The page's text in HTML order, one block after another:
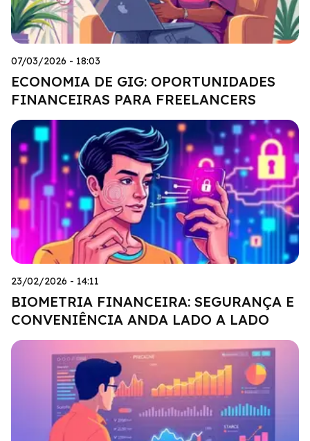
07/03/2026 - 18:03
ECONOMIA DE GIG: OPORTUNIDADES
FINANCEIRAS PARA FREELANCERS
23/02/2026 - 14:11
BIOMETRIA FINANCEIRA: SEGURANÇA E
CONVENIÊNCIA ANDA LADO A LADO